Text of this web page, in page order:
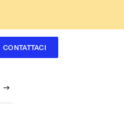
CONTATTACI
